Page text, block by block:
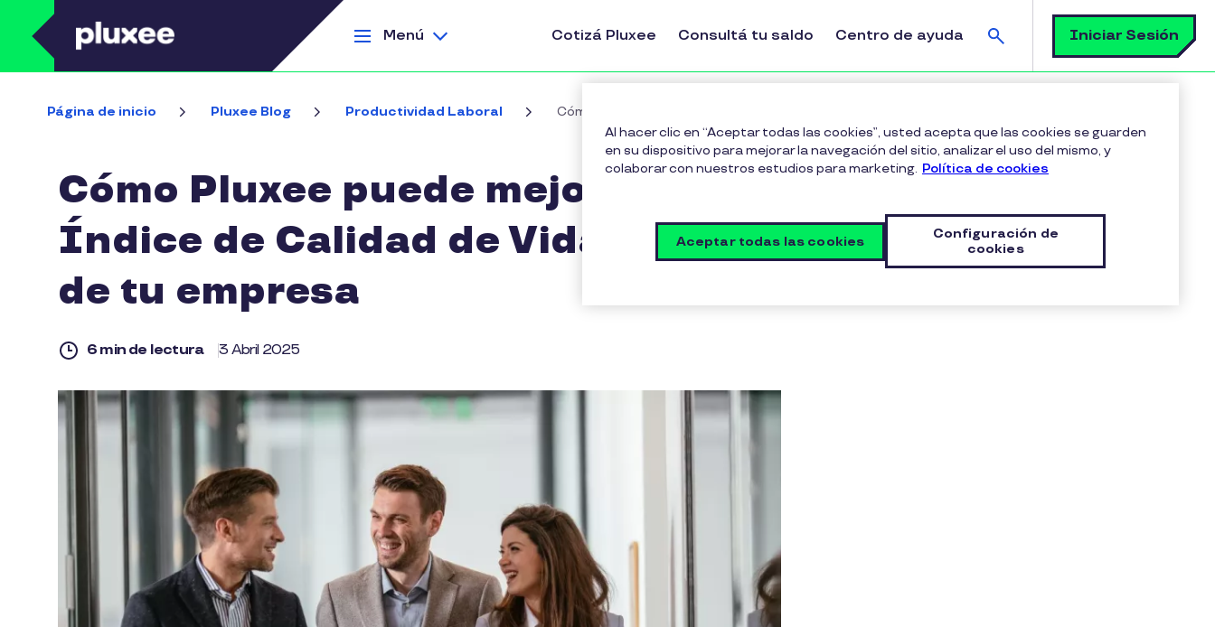
Pasar al contenido principal
Menú
Cotizá Pluxee Consultá tu saldo Centro de ayuda
Buscar
Iniciar Sesión
Página de inicio Pluxee Blog Productividad Laboral Cómo Pluxee puede mejorar el Índice de Calidad de Vida (ICV) de tu empresa
Cómo Pluxee puede mejorar el
Índice de Calidad de Vida (ICV)
de tu empresa
6 min de lectura 3 Abril 2025
Al hacer clic en “Aceptar todas las cookies”, usted acepta que las cookies se guarden
en su dispositivo para mejorar la navegación del sitio, analizar el uso del mismo, y
colaborar con nuestros estudios para marketing. Política de cookies
Configuración de
cookies
Aceptar todas las cookies